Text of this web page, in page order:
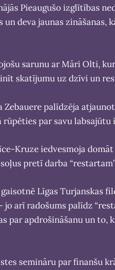
Pieaugušo izglītības
un deva jaunas
sarunu ar Māri Olti,
skatījumu uz dzīvi un
palīdzēja
par savu labsajūtu
Kruze iedvesmoja
pretī darba
Līgas Turjanskas
arī radošums palīdz
par apdrošināšanu un to,
semināru par finanšu